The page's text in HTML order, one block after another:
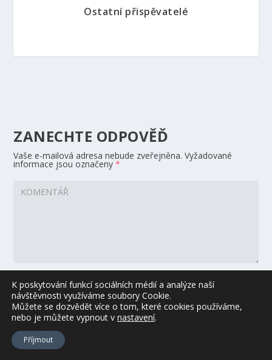
Ostatní přispěvatelé
ZANECHTE ODPOVĚĎ
Vaše e-mailová adresa nebude zveřejněna. Vyžadované
informace jsou označeny*
Uložit do prohlížeče jméno, e-mail a webovou stránku pro
budoucí komentáře.
Ano, přidejte mě do svého seznamu odběratelů
K poskytování funkcí sociálních médií a analýze naší
návštěvnosti využíváme soubory Cookie.
Můžete se dozvědět více o tom, které cookies používáme,
nebo je můžete vypnout v nastavení.
Příjmout